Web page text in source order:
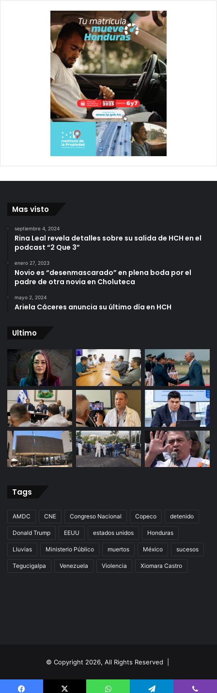
Mas visto
septiembre 4, 2024
Rina Leal revela detalles sobre su salida de HCH en el
podcast “2 Que 3”
enero 27, 2023
Novio es “desenmascarado” en plena boda por el
padre de otra novia en Choluteca
mayo 2, 2024
Ariela Cáceres anuncia su último día en HCH
Ultimo
Tags
AMDC CNE Congreso Nacional Copeco detenido
Donald Trump EEUU estados unidos Honduras
Lluvias Ministerio Público muertos México sucesos
Tegucigalpa Venezuela Violencia Xiomara Castro
© Copyright 2026, All Rights Reserved |